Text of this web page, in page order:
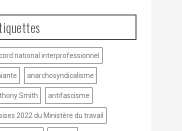
national interprofessionnel
anarchosyndicalisme
Smith antifascisme
2022 du Ministère du travail